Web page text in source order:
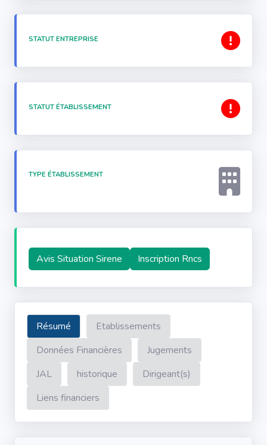
STATUT ENTREPRISE
STATUT ÉTABLISSEMENT
TYPE ÉTABLISSEMENT
Avis Situation Sirene Inscription Rncs
Résumé
Etablissements
Données Financières
Jugements
JAL
historique
Dirigeant(s)
Liens financiers